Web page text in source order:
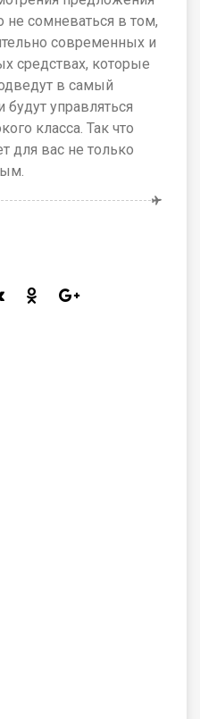
сомневаться в том,
современных и
средствах, которые
в самый
управляться
класса. Так что
для вас не только